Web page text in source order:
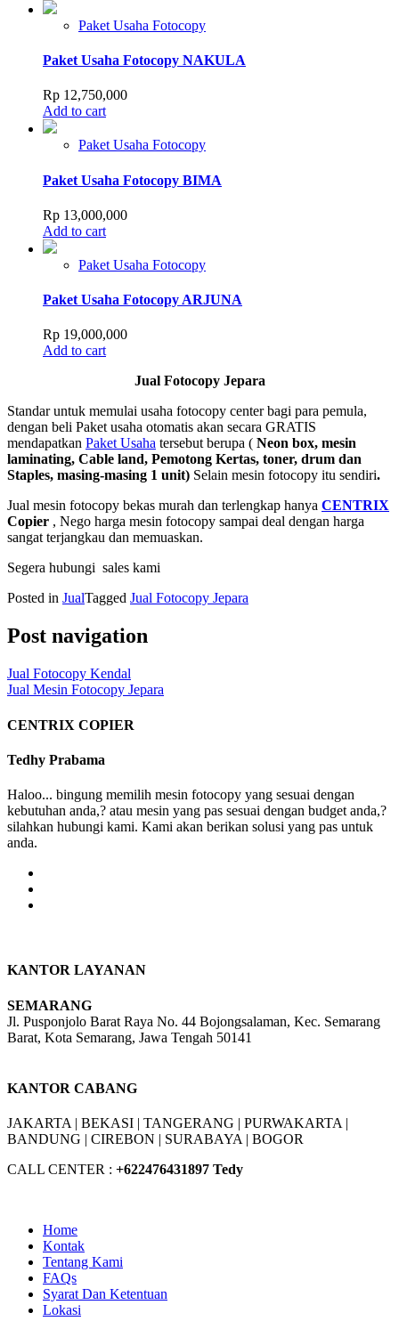
Paket Usaha Fotocopy
Paket Usaha Fotocopy NAKULA
Rp 12,750,000
Add to cart
Paket Usaha Fotocopy
Paket Usaha Fotocopy BIMA
Rp 13,000,000
Add to cart
Paket Usaha Fotocopy
Paket Usaha Fotocopy ARJUNA
Rp 19,000,000
Add to cart
Jual Fotocopy Jepara
Standar untuk memulai usaha fotocopy center bagi para pemula,
dengan beli Paket usaha otomatis akan secara GRATIS
mendapatkan Paket Usaha tersebut berupa ( Neon box, mesin
laminating, Cable land, Pemotong Kertas, toner, drum dan
Staples, masing-masing 1 unit) Selain mesin fotocopy itu sendiri.
Jual mesin fotocopy bekas murah dan terlengkap hanya CENTRIX
Copier , Nego harga mesin fotocopy sampai deal dengan harga
sangat terjangkau dan memuaskan.
Segera hubungi sales kami
Posted in JualTagged Jual Fotocopy Jepara
Post navigation
Jual Fotocopy Kendal
Jual Mesin Fotocopy Jepara
CENTRIX COPIER
Tedhy Prabama
Haloo... bingung memilih mesin fotocopy yang sesuai dengan
kebutuhan anda,? atau mesin yang pas sesuai dengan budget anda,?
silahkan hubungi kami. Kami akan berikan solusi yang pas untuk
anda.
KANTOR LAYANAN
SEMARANG
Jl. Pusponjolo Barat Raya No. 44 Bojongsalaman, Kec. Semarang
Barat, Kota Semarang, Jawa Tengah 50141
KANTOR CABANG
JAKARTA | BEKASI | TANGERANG | PURWAKARTA |
BANDUNG | CIREBON | SURABAYA | BOGOR
CALL CENTER : +622476431897 Tedy
Home
Kontak
Tentang Kami
FAQs
Syarat Dan Ketentuan
Lokasi